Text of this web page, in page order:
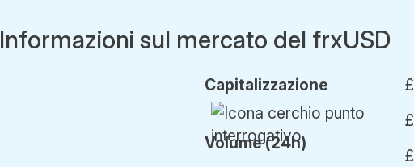
Informazioni sul mercato del frxUSD
Capitalizzazione
Volume (24h)
£
£
£